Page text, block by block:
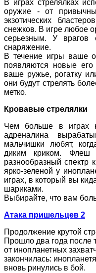
В играх стрелялках
оружие - от
экзотических
снежков. В игре любое
серьезным. У врагов
снаряжение.
В течение игры ваше
появляются новые
ваше ружье, рогатку
они будут стрелять
метко.
Кровавые стрелялки
Чем больше в играх
адреналина
мальчишки любят,
диким криком. Флеш
разнообразный спектр
ярко-зеленой у
играх, в который вы
шариками.
Выбирайте, что вам
Атака пришельцев 2
Продолжение крутой
Прошло два года после
от инопланетных
закончилась:
вновь ринулись в бой.